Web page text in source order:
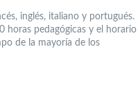
inglés, italiano y portugués.
horas pedagógicas y el horario
de la mayoría de los